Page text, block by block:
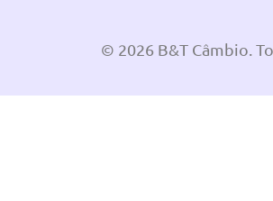
© 2026 B&T Câmbio.